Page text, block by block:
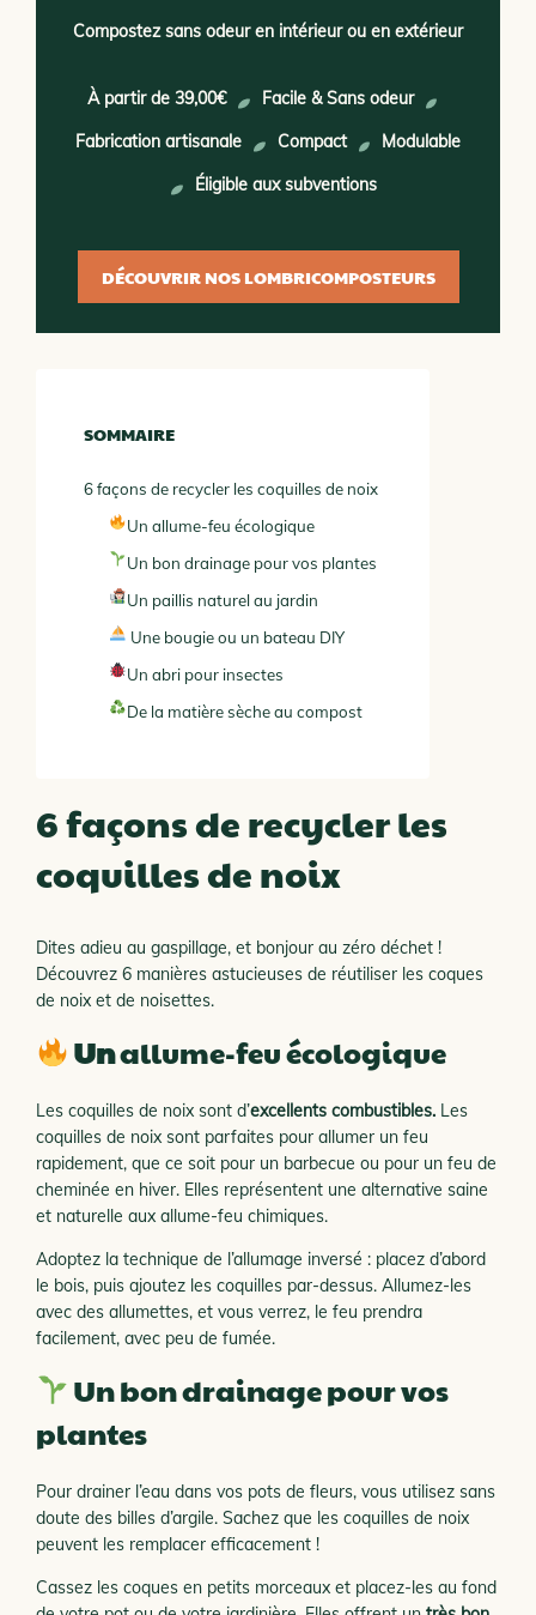
Compostez sans odeur en intérieur ou en extérieur
À partir de 39,00€
Facile & Sans odeur
Fabrication artisanale
Compact
Modulable
Éligible aux subventions
DÉCOUVRIR NOS LOMBRICOMPOSTEURS
SOMMAIRE
6 façons de recycler les coquilles de noix
Un allume-feu écologique
Un bon drainage pour vos plantes
Un paillis naturel au jardin
Une bougie ou un bateau DIY
Un abri pour insectes
De la matière sèche au compost
6 façons de recycler les
coquilles de noix
Dites adieu au gaspillage, et bonjour au zéro déchet !
Découvrez 6 manières astucieuses de réutiliser les coques
de noix et de noisettes.
Unallume-feu écologique
Les coquilles de noix sont d’excellents combustibles. Les
coquilles de noix sont parfaites pour allumer un feu
rapidement, que ce soit pour un barbecue ou pour un feu de
cheminée en hiver. Elles représentent une alternative saine
et naturelle aux allume-feu chimiques.
Adoptez la technique de l’allumage inversé : placez d’abord
le bois, puis ajoutez les coquilles par-dessus. Allumez-les
avec des allumettes, et vous verrez, le feu prendra
facilement, avec peu de fumée.
Un bon drainage pour vos
plantes
Pour drainer l’eau dans vos pots de fleurs, vous utilisez sans
doute des billes d’argile. Sachez que les coquilles de noix
peuvent les remplacer efficacement !
Cassez les coques en petits morceaux et placez-les au fond